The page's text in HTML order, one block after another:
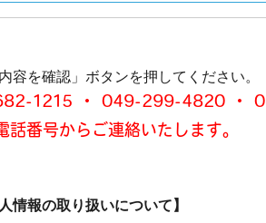
容を確認」ボタンを押してください。
682-1215 ・ 049-299-4820 ・
番号からご連絡いたします。
情報の取り扱いについて】